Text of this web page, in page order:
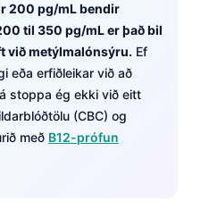
200 pg/mL bendir
til 350 pg/mL er það bil
við metýlmalónsýru. Ef
eða erfiðleikar við að
stoppa ég ekki við eitt
(CBC) og
með B12-prófun